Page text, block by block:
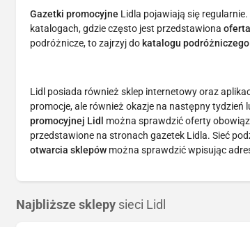
Gazetki promocyjne Lidla pojawiają się
katalogach, gdzie często jest przedstawiona
podróżnicze, to zajrzyj do katalogu
Lidl posiada również sklep internetowy oraz
promocje, ale również okazje na następny tydzień
promocyjnej Lidl
można sprawdzić oferty
przedstawione na stronach gazetek Lidla. Sieć
otwarcia sklepów można sprawdzić wpisując
Najbliższe sklepy sieci Lidl